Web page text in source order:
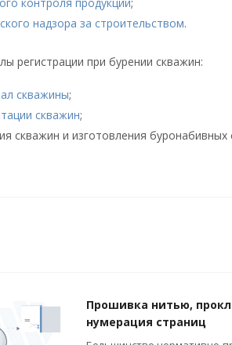
надзора за строительством.
регистрации при бурении скважин:
скважины;
скважин;
скважин и изготовления буронабивных
Прошивка нитью,
нумерация страниц